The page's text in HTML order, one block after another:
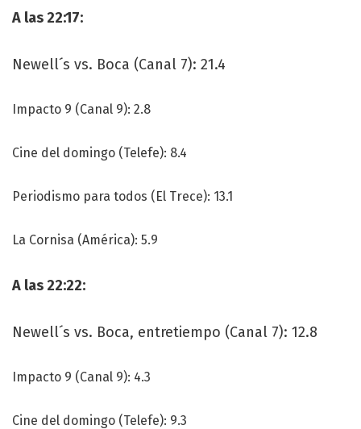
A las 22:17:
Newell´s vs. Boca (Canal 7): 21.4
Impacto 9 (Canal 9): 2.8
Cine del domingo (Telefe): 8.4
Periodismo para todos (El Trece): 13.1
La Cornisa (América): 5.9
A las 22:22:
Newell´s vs. Boca, entretiempo (Canal 7): 12.8
Impacto 9 (Canal 9): 4.3
Cine del domingo (Telefe): 9.3